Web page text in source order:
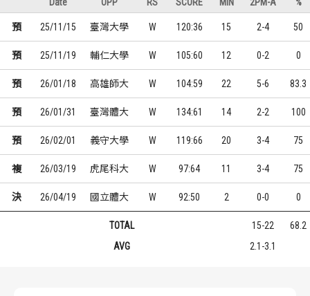
預 25/11/15 臺灣大學 W 120:36 15 2-4 50
預 25/11/19 輔仁大學 W 105:60 12 0-2 0
預 26/01/18 高雄師大 W 104:59 22 5-6 83.3
預 26/01/31 臺灣體大 W 134:61 14 2-2 100
預 26/02/01 義守大學 W 119:66 20 3-4 75
複 26/03/19 虎尾科大 W 97:64 11 3-4 75
決 26/04/19 國立體大 W 92:50 2 0-0 0
TOTAL 15-22
68.2
AVG
2.1-3.1